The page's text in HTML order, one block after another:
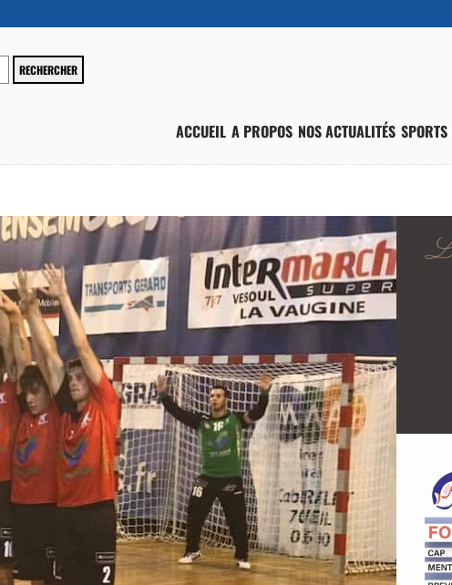
ACCUEIL A PROPOS NOS ACTUALITÉS SPORTS